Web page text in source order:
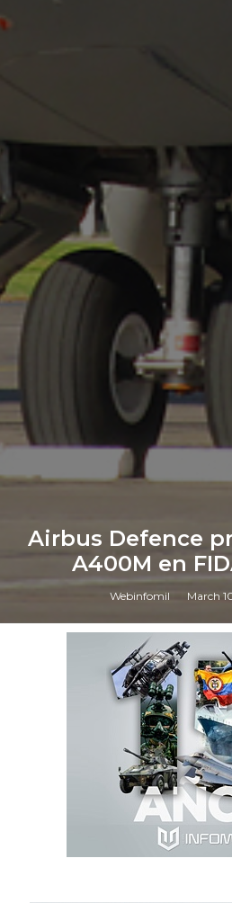
Airbus Defence
A400M en
Webinfomil March